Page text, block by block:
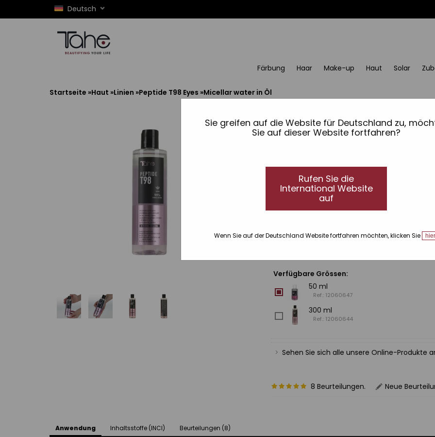
Sie greifen auf die Website für Deutschland zu,
Sie auf dieser Website fortfahren?
Rufen Sie die
International Website
auf
Wenn Sie auf der Deutschland Website fortfahren möchten, klicken Sie hier
Deutsch
Färbung Haar Make-up Haut Solar
Startseite »Haut »Linien »Peptide T98 Eyes »Micellar water in Öl
Micellar water in Öl
Rostro, ojos y labios
Micellar water in Öl mit Hyaluronsäure,
Entfernt sanft, aber gründlich alle Spuren von
und Lippen und versorgt die Haut intensiv mit
Kein fettiges oder klebriges Finish.
Verfügbare Grössen:
50 ml
Ref.: 12060647
300 ml
Ref.: 12060644
Sehen Sie sich alle unsere Online-Produkte
8 Beurteilungen. Neue
Anwendung Inhaltsstoffe (INCI) Beurteilungen (8)